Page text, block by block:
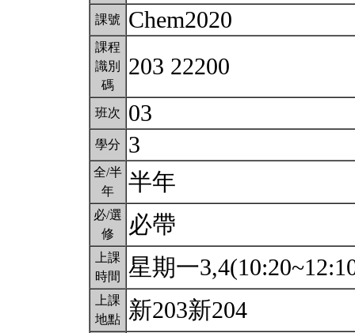
課號 Chem2020
課程
識別
碼
203 22200
班次 03
學分 3
全/半
年
半年
必/選
修
必帶
上課
時間
星期一
上課
地點
新203新204